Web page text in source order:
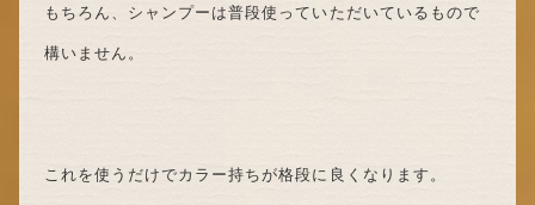
もちろん、シャンプーは普段使っていただいているもので
構いません。
これを使うだけでカラー持ちが格段に良くなります。